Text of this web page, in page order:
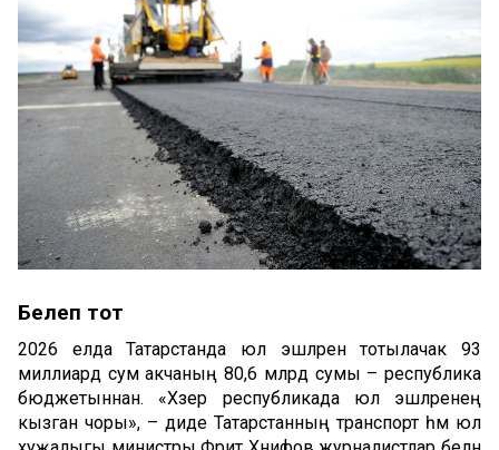
Белеп тот
2026 елда Татарстанда юл эшләренә тотылачак 93
миллиард сум акчаның 80,6 млрд сумы – республика
бюджетыннан. «Хәзер республикада юл эшләренең
кызган чоры», – диде Татарстанның транспорт һәм юл